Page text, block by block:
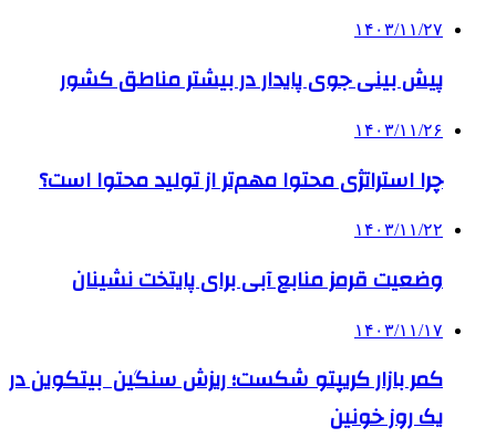
۱۴۰۳/۱۱/۲۷
­پیش بینی جوی پایدار در بیشتر مناطق کشور
۱۴۰۳/۱۱/۲۶
چرا استراتژی محتوا مهم‌تر از تولید محتوا است؟
۱۴۰۳/۱۱/۲۲
وضعیت قرمز منابع آبی برای پایتخت نشینان
۱۴۰۳/۱۱/۱۷
کمر بازار کریپتو شکست؛ ریزش سنگین بیتکوین در
یک روز خونین